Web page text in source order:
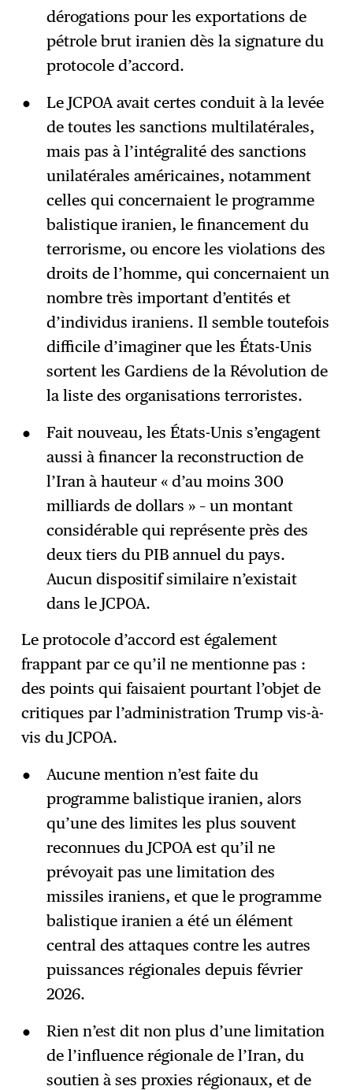
dérogations pour les exportations de
pétrole brut iranien dès la signature du
protocole d’accord.
Le JCPOA avait certes conduit à la levée
de toutes les sanctions multilatérales,
mais pas à l’intégralité des sanctions
unilatérales américaines, notamment
celles qui concernaient le programme
balistique iranien, le financement du
terrorisme, ou encore les violations des
droits de l’homme, qui concernaient un
nombre très important d’entités et
d’individus iraniens. Il semble toutefois
difficile d’imaginer que les États-Unis
sortent les Gardiens de la Révolution de
la liste des organisations terroristes.
Fait nouveau, les États-Unis s’engagent
aussi à financer la reconstruction de
l’Iran à hauteur « d’au moins 300
milliards de dollars » – un montant
considérable qui représente près des
deux tiers du PIB annuel du pays.
Aucun dispositif similaire n’existait
dans le JCPOA.
Le protocole d’accord est également
frappant par ce qu’il ne mentionne pas :
des points qui faisaient pourtant l’objet de
critiques par l’administration Trump vis-à-
vis du JCPOA.
Aucune mention n’est faite du
programme balistique iranien, alors
qu’une des limites les plus souvent
reconnues du JCPOA est qu’il ne
prévoyait pas une limitation des
missiles iraniens, et que le programme
balistique iranien a été un élément
central des attaques contre les autres
puissances régionales depuis février
2026.
Rien n’est dit non plus d’une limitation
de l’influence régionale de l’Iran, du
soutien à ses proxies régionaux, et de